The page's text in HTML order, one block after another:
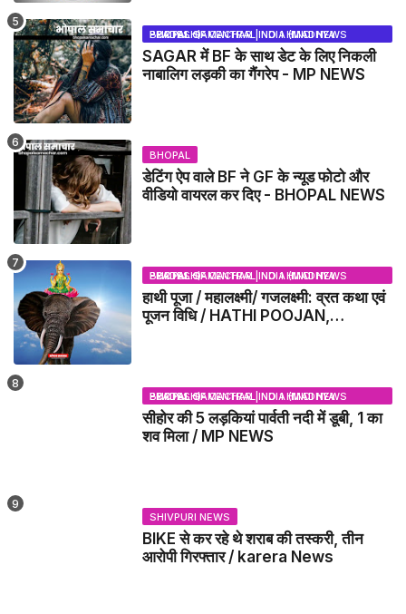
BHOPAL SAMACHAR | NO 1 HINDI NEWS PORTAL OF CENTRAL INDIA (MADHYA PRADESH)
SAGAR में BF के साथ डेट के लिए निकली
नाबालिग लड़की का गैंगरेप - MP NEWS
BHOPAL
डेटिंग ऐप वाले BF ने GF के न्यूड फोटो और
वीडियो वायरल कर दिए - BHOPAL NEWS
BHOPAL SAMACHAR | NO 1 HINDI NEWS PORTAL OF CENTRAL INDIA (MADHYA PRADESH)
हाथी पूजा / महालक्ष्मी/ गजलक्ष्मी: व्रत कथा एवं
पूजन विधि / HATHI POOJAN,
BHOPAL SAMACHAR | NO 1 HINDI NEWS PORTAL OF CENTRAL INDIA (MADHYA PRADESH)
सीहोर की 5 लड़कियां पार्वती नदी में डूबी, 1 का
शव मिला / MP NEWS
SHIVPURI NEWS
BIKE से कर रहे थे शराब की तस्करी, तीन
आरोपी गिरफ्तार / karera News